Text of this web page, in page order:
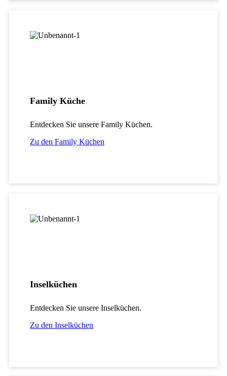
Family Küche
Entdecken Sie unsere Family Küchen.
Zu den Family Küchen
Inselküchen
Entdecken Sie unsereInselküchen.
Zu den Inselküchen